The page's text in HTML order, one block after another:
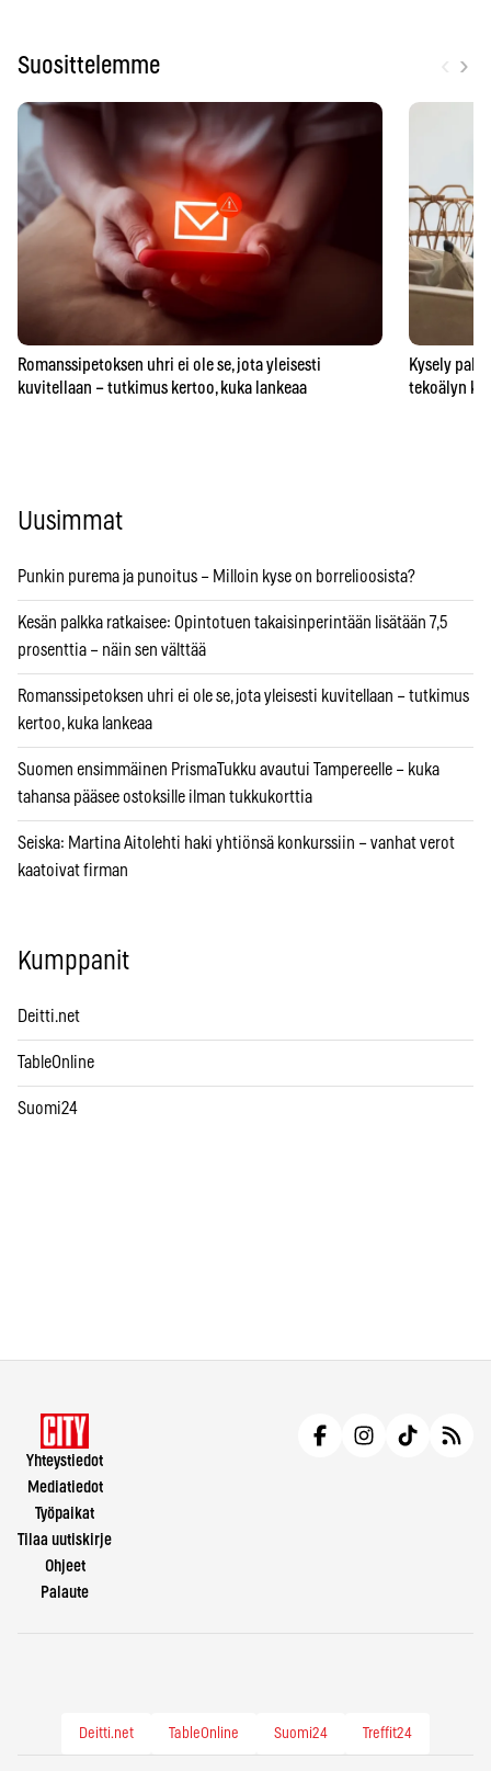
Suosittelemme ›
Romanssipetoksen uhri ei ole se, jota yleisesti
kuvitellaan – tutkimus kertoo, kuka lankeaa
Kysely
tekoälyn
Uusimmat
Punkin purema ja punoitus – Milloin kyse on borrelioosista?
Kesän palkka ratkaisee: Opintotuen takaisinperintään lisätään 7,5
prosenttia – näin sen välttää
Romanssipetoksen uhri ei ole se, jota yleisesti kuvitellaan – tutkimus
kertoo, kuka lankeaa
Suomen ensimmäinen PrismaTukku avautui Tampereelle – kuka
tahansa pääsee ostoksille ilman tukkukorttia
Seiska: Martina Aitolehti haki yhtiönsä konkurssiin – vanhat verot
kaatoivat firman
Kumppanit
Deitti.net
TableOnline
Suomi24
Yhteystiedot
Mediatiedot
Työpaikat
Tilaa uutiskirje
Ohjeet
Palaute
Deitti.net TableOnline Suomi24 Treffit24